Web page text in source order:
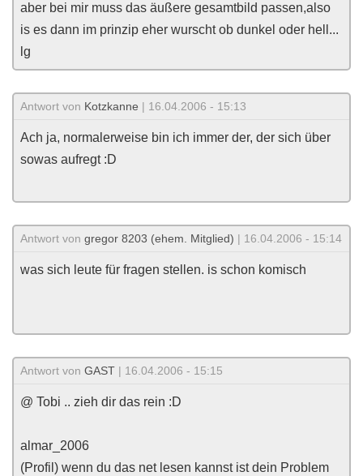
aber bei mir muss das äußere gesamtbild passen,also
is es dann im prinzip eher wurscht ob dunkel oder hell...
lg
Antwort von Kotzkanne | 16.04.2006 - 15:13
Ach ja, normalerweise bin ich immer der, der sich über
sowas aufregt :D
Antwort von gregor 8203 (ehem. Mitglied) | 16.04.2006 - 15:14
was sich leute für fragen stellen. is schon komisch
Antwort von GAST | 16.04.2006 - 15:15
@ Tobi .. zieh dir das rein :D
almar_2006
(Profil) wenn du das net lesen kannst ist dein Problem